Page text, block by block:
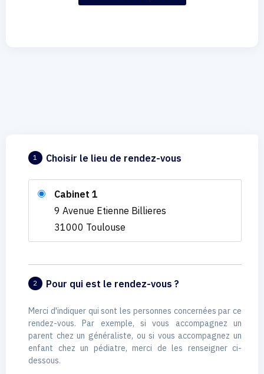
1 Choisir le lieu de rendez-vous
Cabinet 1
9 Avenue Etienne Billieres
31000 Toulouse
2 Pour qui est le rendez-vous ?
Merci d'indiquer qui sont les personnes concernées par ce
rendez-vous. Par exemple, si vous accompagnez un
parent chez un généraliste, ou si vous accompagnez un
enfant chez un pédiatre, merci de les renseigner ci-
dessous.